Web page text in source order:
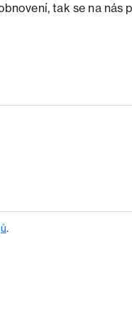
tak se na nás
.